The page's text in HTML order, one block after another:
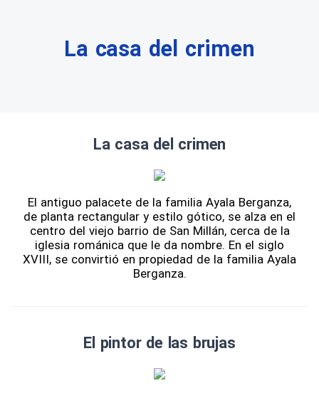
La casa del crimen
La casa del crimen
El antiguo palacete de la familia Ayala Berganza,
de planta rectangular y estilo gótico, se alza en el
centro del viejo barrio de San Millán, cerca de la
iglesia románica que le da nombre. En el siglo
XVIII, se convirtió en propiedad de la familia Ayala
Berganza.
El pintor de las brujas